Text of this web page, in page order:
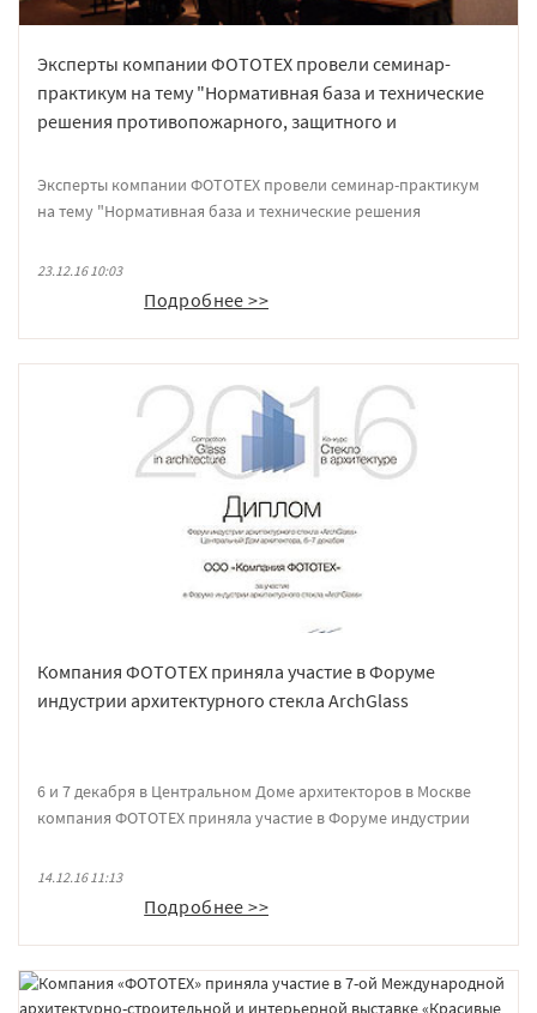
Эксперты компании ФОТОТЕХ провели семинар-
практикум на тему "Нормативная база и технические
решения противопожарного, защитного и
гражданском строительстве».
Эксперты компании ФОТОТЕХ провели семинар-практикум
на тему "Нормативная база и технические решения
коммерческом и гражданском строительстве». Слушателями
семинара стали специалисты и руководители строительных
организаций Тульской области. Организаторами семинара
выступили НП СРО «Объединение проектировщиков
Тульской области» и Ассоциация «Строители Тульской
области» при поддержке ГУ МЧС России, Управления
государственной экспертизы в строительстве по Тульской
области и администрации г. Тулы.
23.12.16 10:03
Подробнее >>
Компания ФОТОТЕХ приняла участие в Форуме
индустрии архитектурного стекла ArchGlass
6 и 7 декабря в Центральном Доме архитекторов в Москве
компания ФОТОТЕХ приняла участие в Форуме индустрии
Мероприятие проходило при поддержке Комплекса
градостроительной политики и строительства города
Москвы, Москомархитектуры, Российской академии
архитектуры и строительных наук, НИЦ «Строительство» и
Союза Стекольных Предприятий.
14.12.16 11:13
Подробнее >>